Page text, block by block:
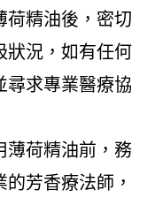
荷精油後，密切
狀況，如有任何
尋求專業醫療協
薄荷精油前，務
芳香療法師，